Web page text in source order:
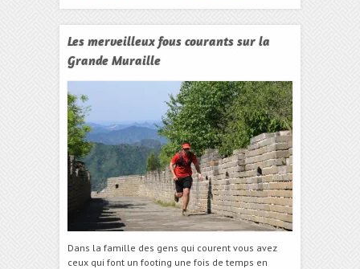
Les merveilleux fous courants sur la
Grande Muraille
Dans la famille des gens qui courent vous avez
ceux qui font un footing une fois de temps en